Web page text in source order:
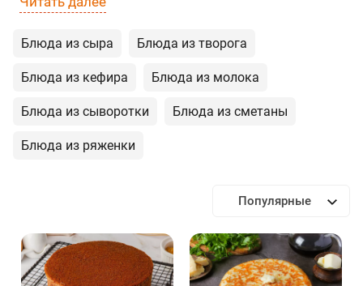
Блюда из сыра Блюда из творога
Блюда из кефира Блюда из молока
Блюда из сыворотки Блюда из сметаны
Блюда из ряженки
Популярные